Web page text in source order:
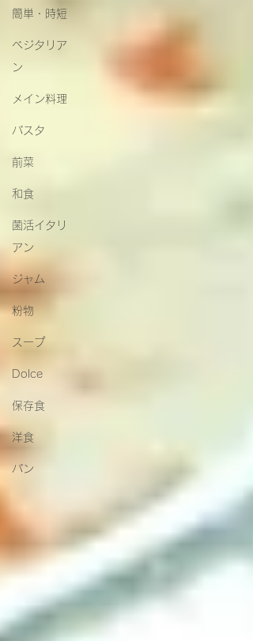
簡単・時短
ベジタリア
ン
メイン料理
パスタ
前菜
和食
菌活イタリ
アン
ジャム
粉物
スープ
Dolce
保存食
洋食
パン